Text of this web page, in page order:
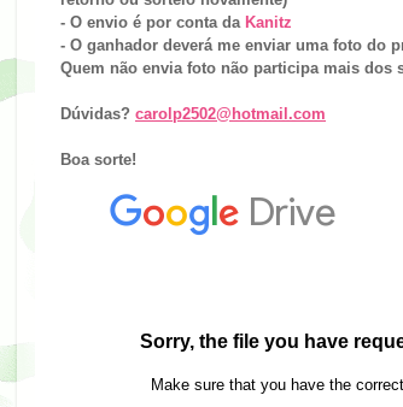
- O envio é por conta da Kanitz
- O ganhador deverá me enviar uma foto do
Quem não envia foto não participa mais dos
Dúvidas? carolp2502@hotmail.com
Boa sorte!